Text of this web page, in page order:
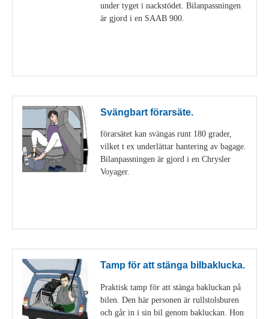
under tyget i nackstödet. Bilanpassningen
är gjord i en SAAB 900.
Svängbart förarsäte.
förarsätet kan svängas runt 180 grader,
vilket t ex underlättar hantering av bagage.
Bilanpassningen är gjord i en Chrysler
Voyager.
Tamp för att stänga bilbaklucka.
Praktisk tamp för att stänga bakluckan på
bilen. Den här personen är rullstolsburen
och går in i sin bil genom bakluckan. Hon